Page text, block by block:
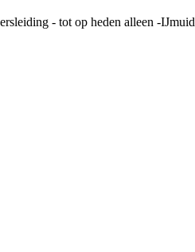
- tot op heden alleen -